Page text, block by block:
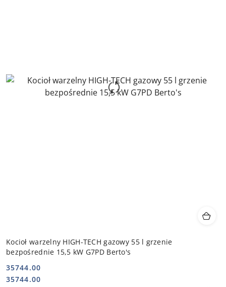
Kocioł warzelny HIGH-TECH gazowy 55 l grzenie
bezpośrednie 15,5 kW G7PD Berto's
Cena:
35744.00
Cena:
35744.00